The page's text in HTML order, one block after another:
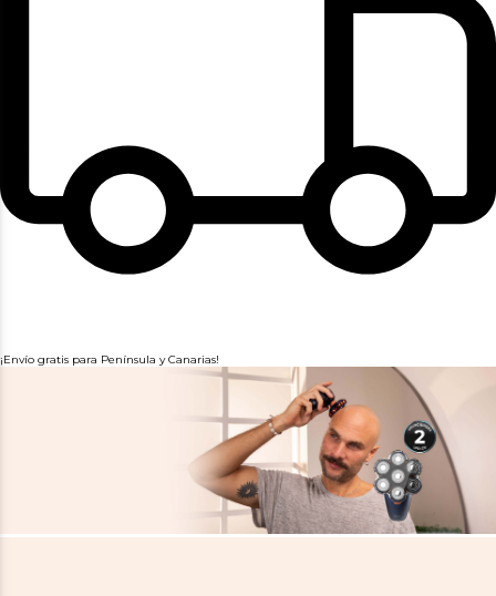
¡Envío gratis para Península y Canarias!